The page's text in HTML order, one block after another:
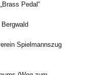
Pedal“
Spielmannszug